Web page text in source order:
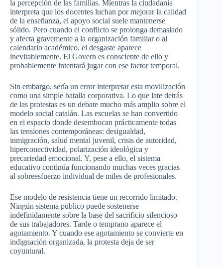
la percepción de las familias. Mientras la ciudadanía
interpreta que los docentes luchan por mejorar la calidad
de la enseñanza, el apoyo social suele mantenerse
sólido. Pero cuando el conflicto se prolonga demasiado
y afecta gravemente a la organización familiar o al
calendario académico, el desgaste aparece
inevitablemente. El Govern es consciente de ello y
probablemente intentará jugar con ese factor temporal.
Sin embargo, sería un error interpretar esta movilización
como una simple batalla corporativa. Lo que late detrás
de las protestas es un debate mucho más amplio sobre el
modelo social catalán. Las escuelas se han convertido
en el espacio donde desembocan prácticamente todas
las tensiones contemporáneas: desigualdad,
inmigración, salud mental juvenil, crisis de autoridad,
hiperconectividad, polarización ideológica y
precariedad emocional. Y, pese a ello, el sistema
educativo continúa funcionando muchas veces gracias
al sobreesfuerzo individual de miles de profesionales.
Ese modelo de resistencia tiene un recorrido limitado.
Ningún sistema público puede sostenerse
indefinidamente sobre la base del sacrificio silencioso
de sus trabajadores. Tarde o temprano aparece el
agotamiento. Y cuando ese agotamiento se convierte en
indignación organizada, la protesta deja de ser
coyuntural.